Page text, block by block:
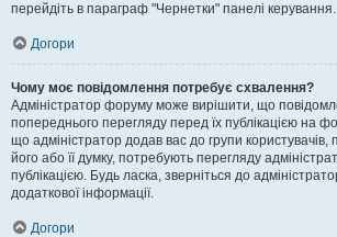
перейдіть в параграф "Чернетки" панелі керування.
Догори
Чому моє повідомлення потребує схвалення?
Адміністратор форуму може вирішити, що
попереднього перегляду перед їх публікацією на
що адміністратор додав вас до групи користувачів,
його або її думку, потребують перегляду
публікацією. Будь ласка, зверніться до
додаткової інформації.
Догори